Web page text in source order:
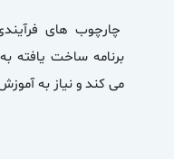
چارچوب های
برنامه ساخت یافته
می کند و نیاز به